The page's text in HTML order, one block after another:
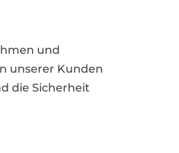
und
unserer Kunden
die Sicherheit